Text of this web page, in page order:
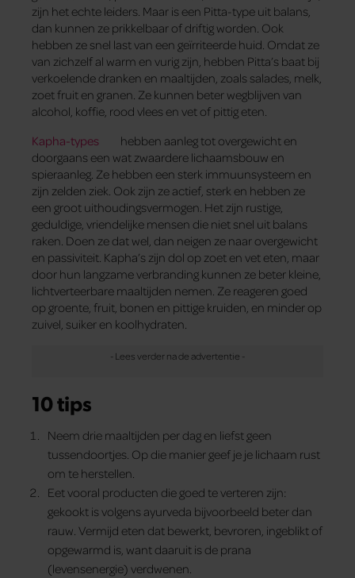
zijn het echte leiders. Maar is een Pitta-type uit balans,
dan kunnen ze prikkelbaar of driftig worden. Ook
hebben ze snel last van een geïrriteerde huid. Omdat ze
van zichzelf al warm en vurig zijn, hebben Pitta’s baat bij
verkoelende dranken en maaltijden, zoals salades, melk,
zoet fruit en granen. Ze kunnen beter wegblijven van
alcohol, koffie, rood vlees en vet of pittig eten.
Kapha-types
hebben aanleg tot overgewicht en
doorgaans een wat zwaardere lichaamsbouw en
spieraanleg. Ze hebben een sterk immuunsysteem en
zijn zelden ziek. Ook zijn ze actief, sterk en hebben ze
een groot uithoudingsvermogen. Het zijn rustige,
geduldige, vriendelijke mensen die niet snel uit balans
raken. Doen ze dat wel, dan neigen ze naar overgewicht
en passiviteit. Kapha’s zijn dol op zoet en vet eten, maar
door hun langzame verbranding kunnen ze beter kleine,
lichtverteerbare maaltijden nemen. Ze reageren goed
op groente, fruit, bonen en pittige kruiden, en minder op
zuivel, suiker en koolhydraten.
10 tips
Neem drie maaltijden per dag en liefst geen
tussendoortjes. Op die manier geef je je lichaam rust
om te herstellen.
Eet vooral producten die goed te verteren zijn:
gekookt is volgens ayurveda bijvoorbeeld beter dan
rauw. Vermijd eten dat bewerkt, bevroren, ingeblikt of
opgewarmd is, want daaruit is de prana
(levensenergie) verdwenen.